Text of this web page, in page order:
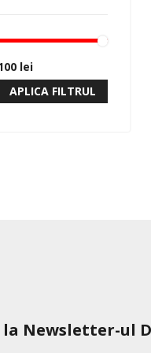
lei
APLICA FILTRUL
Newsletter-ul